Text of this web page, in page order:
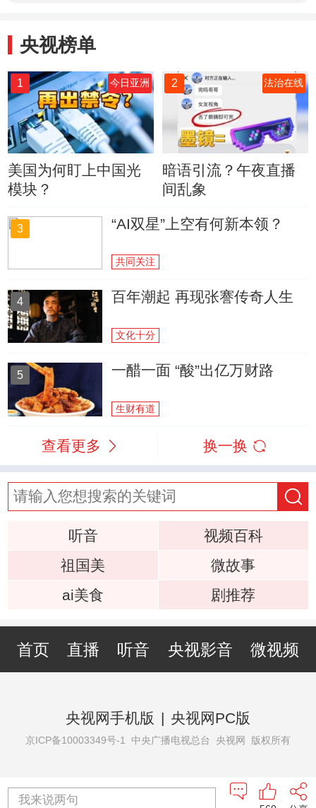
央视榜单
1 今日亚洲
美国为何盯上中国光
模块？
2 法治在线
暗语引流？午夜直播
间乱象
3 “AI双星”上空有何新本领？
共同关注
4 百年潮起 再现张謇传奇人生
文化十分
5 一醋一面 “酸”出亿万财路
生财有道
查看更多 换一换
听音
视频百科
祖国美
微故事
ai美食
剧推荐
首页 直播 听音 央视影音 微视频
央视网手机版 | 央视网PC版
京ICP备10003349号-1 中央广播电视总台 央视网 版权所有
我来说两句